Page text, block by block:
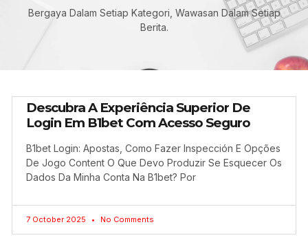
Bergaya Dalam Setiap Kategori, Wawasan Dalam Setiap
Berita.
Descubra A Experiência Superior De
Login Em B1bet Com Acesso Seguro
B1bet Login: Apostas, Como Fazer Inspección E Opções
De Jogo Content O Que Devo Produzir Se Esquecer Os
Dados Da Minha Conta Na B1bet? Por
7 October 2025 No Comments